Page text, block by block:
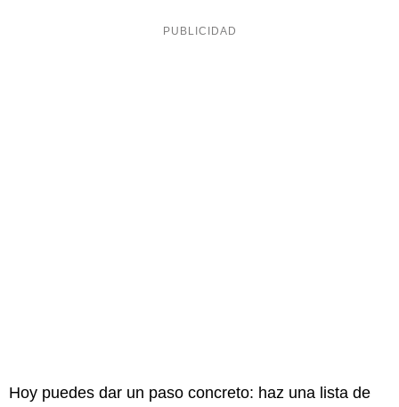
Hoy puedes dar un paso concreto: haz una lista de